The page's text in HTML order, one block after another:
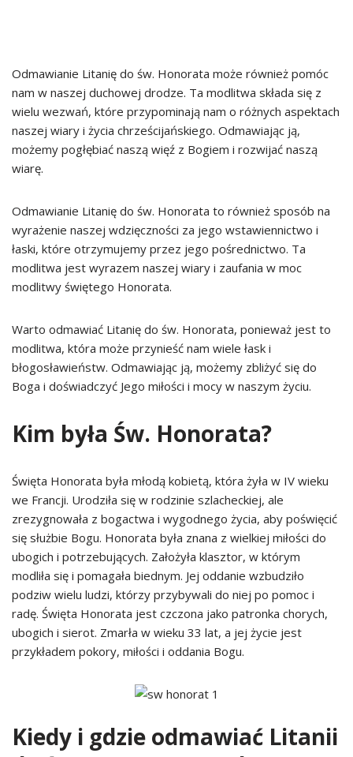
Odmawianie Litanię do św. Honorata może również pomóc
nam w naszej duchowej drodze. Ta modlitwa składa się z
wielu wezwań, które przypominają nam o różnych aspektach
naszej wiary i życia chrześcijańskiego. Odmawiając ją,
możemy pogłębiać naszą więź z Bogiem i rozwijać naszą
wiarę.
Odmawianie Litanię do św. Honorata to również sposób na
wyrażenie naszej wdzięczności za jego wstawiennictwo i
łaski, które otrzymujemy przez jego pośrednictwo. Ta
modlitwa jest wyrazem naszej wiary i zaufania w moc
modlitwy świętego Honorata.
Warto odmawiać Litanię do św. Honorata, ponieważ jest to
modlitwa, która może przynieść nam wiele łask i
błogosławieństw. Odmawiając ją, możemy zbliżyć się do
Boga i doświadczyć Jego miłości i mocy w naszym życiu.
Kim była Św. Honorata?
Święta Honorata była młodą kobietą, która żyła w IV wieku
we Francji. Urodziła się w rodzinie szlacheckiej, ale
zrezygnowała z bogactwa i wygodnego życia, aby poświęcić
się służbie Bogu. Honorata była znana z wielkiej miłości do
ubogich i potrzebujących. Założyła klasztor, w którym
modliła się i pomagała biednym. Jej oddanie wzbudziło
podziw wielu ludzi, którzy przybywali do niej po pomoc i
radę. Święta Honorata jest czczona jako patronka chorych,
ubogich i sierot. Zmarła w wieku 33 lat, a jej życie jest
przykładem pokory, miłości i oddania Bogu.
Kiedy i gdzie odmawiać Litanii